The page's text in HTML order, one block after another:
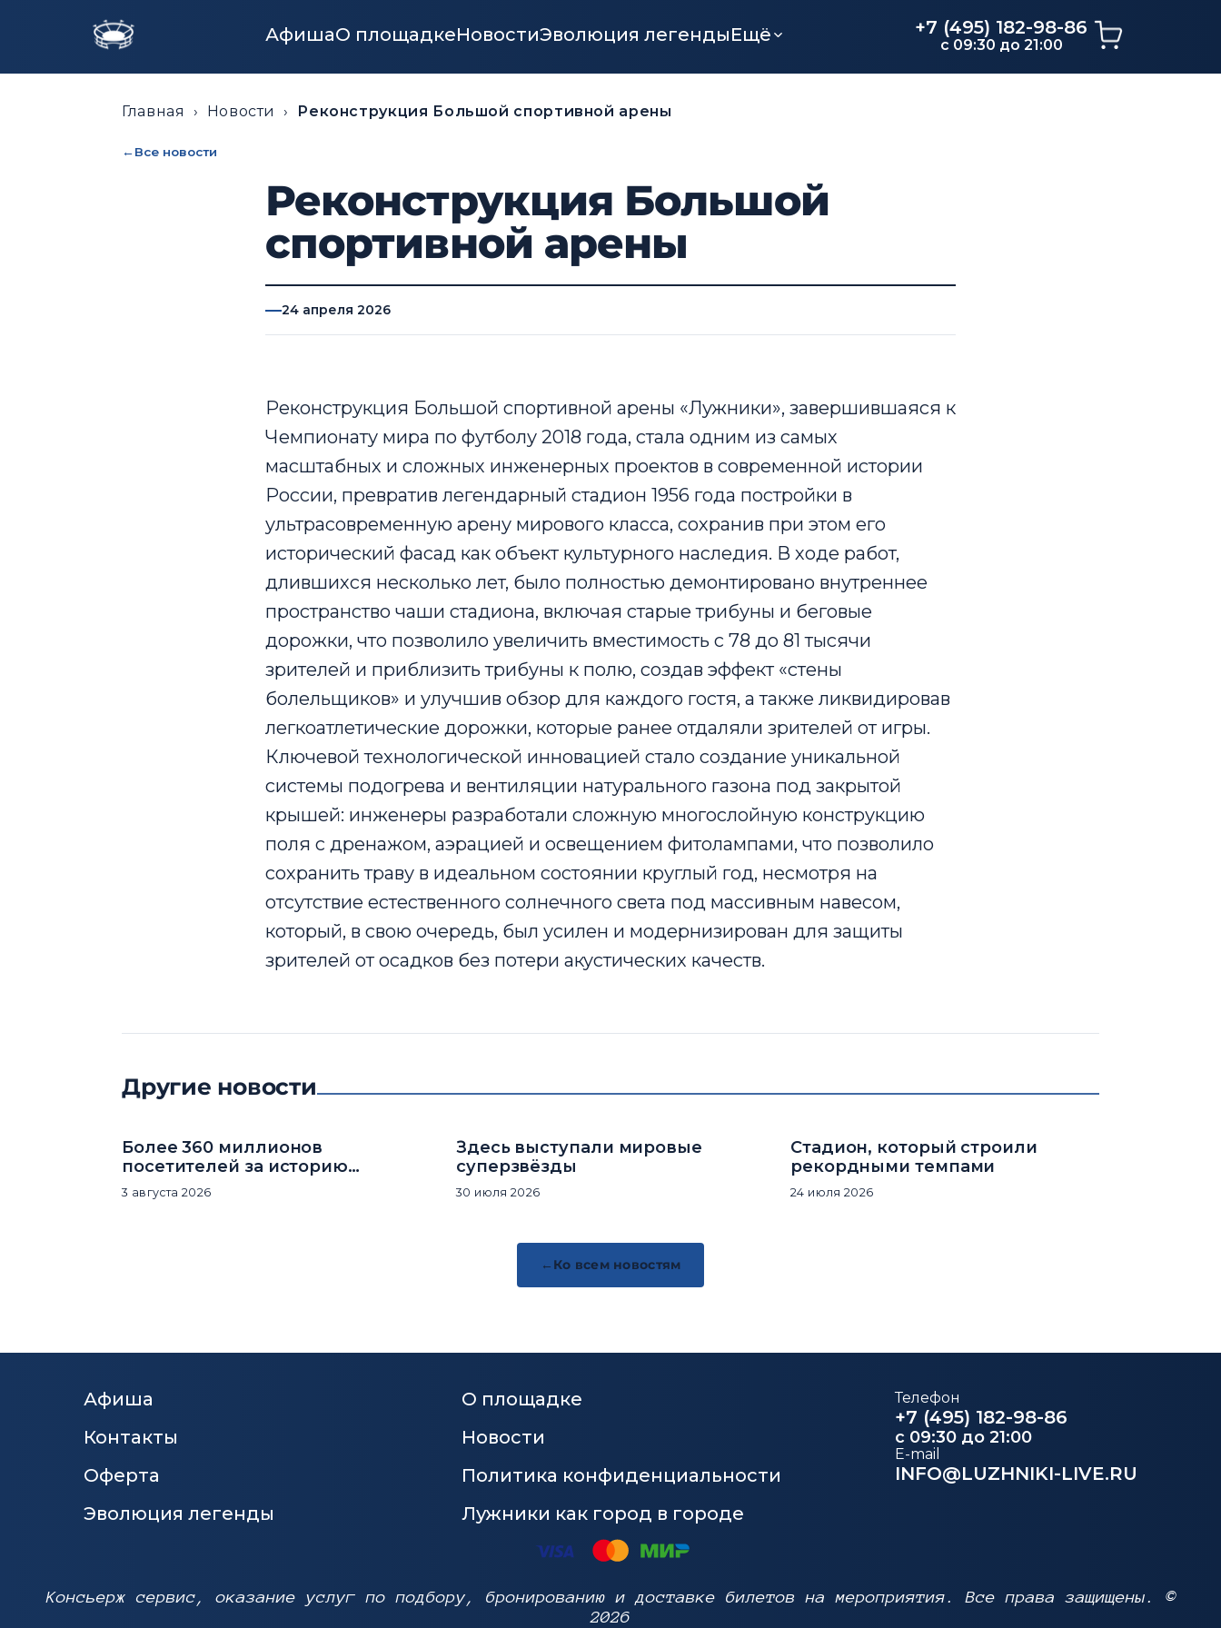
АфишаО площадкеНовостиЭволюция легендыЕщё +7 (495) 182-98-86
c 09:30 до 21:00
Главная › Новости › Реконструкция Большой спортивной арены
Все новости
Реконструкция Большой
спортивной арены
24 апреля 2026
Реконструкция Большой спортивной арены «Лужники», завершившаяся к
Чемпионату мира по футболу 2018 года, стала одним из самых
масштабных и сложных инженерных проектов в современной истории
России, превратив легендарный стадион 1956 года постройки в
ультрасовременную арену мирового класса, сохранив при этом его
исторический фасад как объект культурного наследия. В ходе работ,
длившихся несколько лет, было полностью демонтировано внутреннее
пространство чаши стадиона, включая старые трибуны и беговые
дорожки, что позволило увеличить вместимость с 78 до 81 тысячи
зрителей и приблизить трибуны к полю, создав эффект «стены
болельщиков» и улучшив обзор для каждого гостя, а также ликвидировав
легкоатлетические дорожки, которые ранее отдаляли зрителей от игры.
Ключевой технологической инновацией стало создание уникальной
системы подогрева и вентиляции натурального газона под закрытой
крышей: инженеры разработали сложную многослойную конструкцию
поля с дренажом, аэрацией и освещением фитолампами, что позволило
сохранить траву в идеальном состоянии круглый год, несмотря на
отсутствие естественного солнечного света под массивным навесом,
который, в свою очередь, был усилен и модернизирован для защиты
зрителей от осадков без потери акустических качеств.
Другие новости
Более 360 миллионов
посетителей за историю
комплекса
3 августа 2026
Здесь выступали мировые
суперзвёзды
30 июля 2026
Стадион, который строили
рекордными темпами
24 июля 2026
Ко всем новостям
Афиша
О площадке
Контакты
Новости
Оферта
Политика конфиденциальности
Эволюция легенды
Лужники как город в городе
Телефон
+7 (495) 182-98-86
c 09:30 до 21:00
E-mail
INFO@LUZHNIKI-LIVE.RU
Консьерж сервис, оказание услуг по подбору, бронированию и доставке билетов на мероприятия. Все права защищены. ©
2026